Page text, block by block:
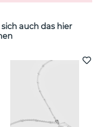
auch das hier